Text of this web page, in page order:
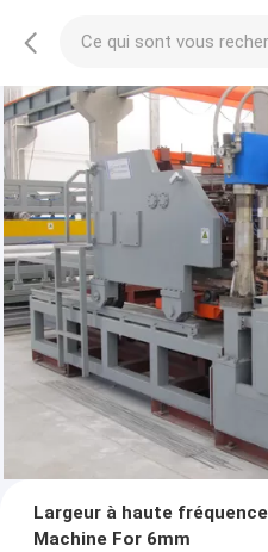
Largeur à haute
Machine For 6mm